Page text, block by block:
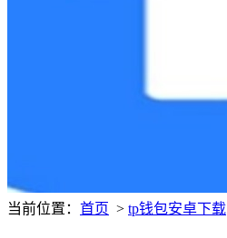
当前位置： 首页 > tp钱包安卓下载